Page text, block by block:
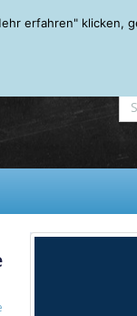
Mein Account
erfahren" klicken,